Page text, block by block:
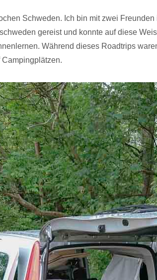
Schweden. Ich bin mit zwei
gereist und konnte auf diese
Während dieses Roadtrips